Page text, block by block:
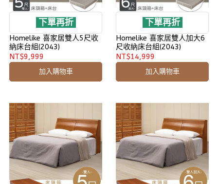
下單再折
Homelike 喜家居雙人5尺收
納床台組(2043)
NT$9,999
加入購物車
下單再折
Homelike 喜家居雙人加大6
尺收納床台組(2043)
NT$14,999
加入購物車